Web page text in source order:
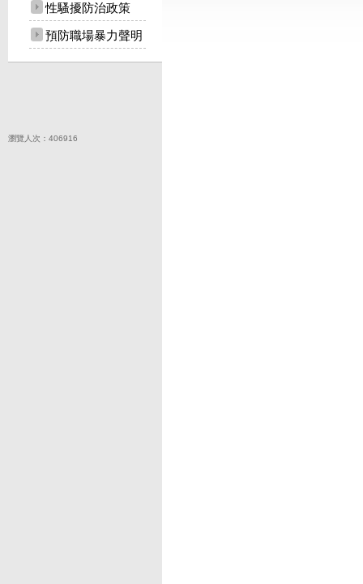
性騷擾防治政策
預防職場暴力聲明
瀏覽人次：406916